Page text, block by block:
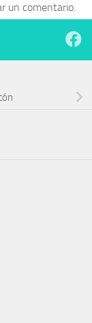
un comentario.